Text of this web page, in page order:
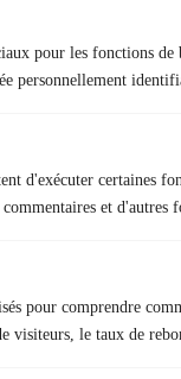
pour les fonctions
personnellement
d'exécuter certaines
et d'autres
pour comprendre
visiteurs, le taux de
+ Tests